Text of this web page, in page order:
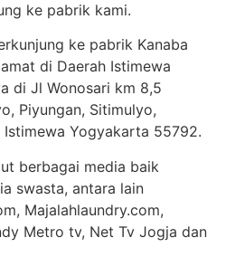
ke pabrik kami.
ke pabrik Kanaba
di Daerah Istimewa
di Jl Wonosari km 8,5
Piyungan, Sitimulyo,
Istimewa Yogyakarta 55792.
berbagai media baik
swasta, antara lain
Majalahlaundry.com,
Metro tv, Net Tv Jogja dan